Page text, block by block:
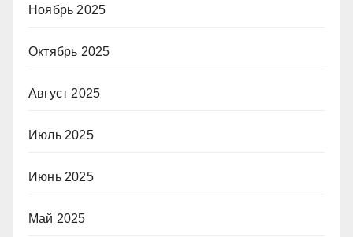
Ноябрь 2025
Октябрь 2025
Август 2025
Июль 2025
Июнь 2025
Май 2025